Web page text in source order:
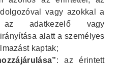
vagy azokkal a
az adatkezelő vagy
alatt a személyes
kaptak;
: az érintett